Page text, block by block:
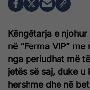
Këngëtarja e
në “Ferma VIP”
nga periudhat më
jetës së saj, duke u
hershme dhe në